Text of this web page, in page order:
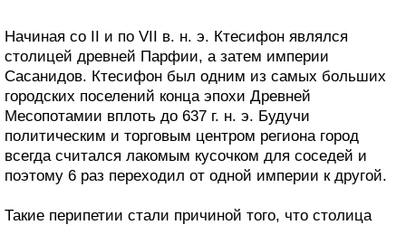
Начиная со II и по VII в. н. э. Ктесифон являлся
столицей древней Парфии, а затем империи
Сасанидов. Ктесифон был одним из самых больших
городских поселений конца эпохи Древней
Месопотамии вплоть до 637 г. н. э. Будучи
политическим и торговым центром региона город
всегда считался лакомым кусочком для соседей и
поэтому 6 раз переходил от одной империи к другой.
Такие перипетии стали причиной того, что столица